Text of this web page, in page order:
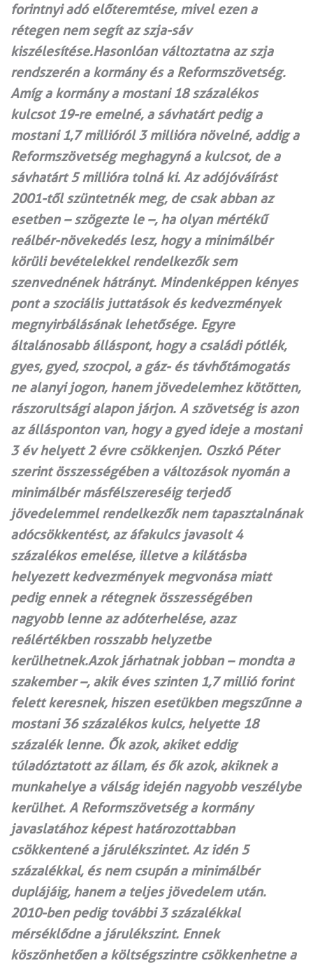
forintnyi adó előteremtése, mivel ezen a
rétegen nem segít az szja-sáv
kiszélesítése.Hasonlóan változtatna az szja
rendszerén a kormány és a Reformszövetség.
Amíg a kormány a mostani 18 százalékos
kulcsot 19-re emelné, a sávhatárt pedig a
mostani 1,7 millióról 3 millióra növelné, addig a
Reformszövetség meghagyná a kulcsot, de a
sávhatárt 5 millióra tolná ki. Az adójóváírást
2001-től szüntetnék meg, de csak abban az
esetben – szögezte le –, ha olyan mértékű
reálbér-növekedés lesz, hogy a minimálbér
körüli bevételekkel rendelkezők sem
szenvednének hátrányt. Mindenképpen kényes
pont a szociális juttatások és kedvezmények
megnyirbálásának lehetősége. Egyre
általánosabb álláspont, hogy a családi pótlék,
gyes, gyed, szocpol, a gáz- és távhőtámogatás
ne alanyi jogon, hanem jövedelemhez kötötten,
rászorultsági alapon járjon. A szövetség is azon
az állásponton van, hogy a gyed ideje a mostani
3 év helyett 2 évre csökkenjen. Oszkó Péter
szerint összességében a változások nyomán a
minimálbér másfélszereséig terjedő
jövedelemmel rendelkezők nem tapasztalnának
adócsökkentést, az áfakulcs javasolt 4
százalékos emelése, illetve a kilátásba
helyezett kedvezmények megvonása miatt
pedig ennek a rétegnek összességében
nagyobb lenne az adóterhelése, azaz
reálértékben rosszabb helyzetbe
kerülhetnek.Azok járhatnak jobban – mondta a
szakember –, akik éves szinten 1,7 millió forint
felett keresnek, hiszen esetükben megszűnne a
mostani 36 százalékos kulcs, helyette 18
százalék lenne. Ők azok, akiket eddig
túladóztatott az állam, és ők azok, akiknek a
munkahelye a válság idején nagyobb veszélybe
kerülhet. A Reformszövetség a kormány
javaslatához képest határozottabban
csökkentené a járulékszintet. Az idén 5
százalékkal, és nem csupán a minimálbér
duplájáig, hanem a teljes jövedelem után.
2010-ben pedig további 3 százalékkal
mérséklődne a járulékszint. Ennek
köszönhetően a költségszintre csökkenhetne a